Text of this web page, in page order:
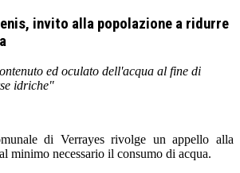
invito alla popolazione a ridurre
ed oculato dell'acqua al fine di
idriche"
di Verrayes rivolge un appello alla
minimo necessario il consumo di acqua.